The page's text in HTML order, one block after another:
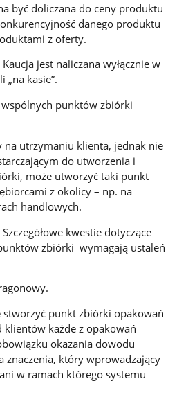
być doliczana do ceny produktu
danego produktu
z oferty.
Kaucja jest naliczana wyłącznie w
„na kasie”.
punktów zbiórki
na utrzymaniu klienta, jednak nie
do utworzenia i
może utworzyć taki punkt
z okolicy – np. na
handlowych.
Szczegółowe kwestie dotyczące
zbiórki wymagają ustaleń
stworzyć punkt zbiórki opakowań
każde z opakowań
okazania dowodu
znaczenia, który wprowadzający
w ramach którego systemu